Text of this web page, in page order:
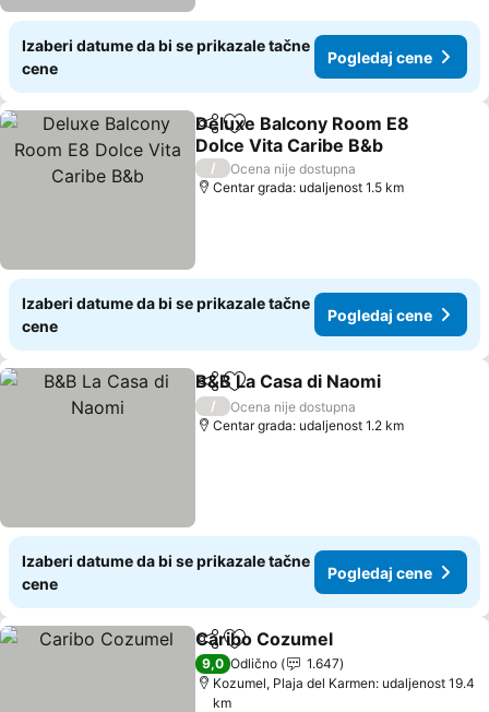
Izaberi datume da bi se prikazale tačne
cene
Pogledaj cene
Deli Dodati u favorite
Deluxe Balcony Room E8
Dolce Vita Caribe B&b
Pogledaj cene
/
Ocena nije dostupna
Centar grada: udaljenost 1.5 km
Izaberi datume da bi se prikazale tačne
cene
Pogledaj cene
Deli Dodati u favorite
B&B La Casa di Naomi
/
Ocena nije dostupna
Centar grada: udaljenost 1.2 km
Izaberi datume da bi se prikazale tačne
cene
Pogledaj cene
Deli Dodati u favorite
Caribo Cozumel
9,0 Odlično
1.647
Kozumel, Plaja del Karmen: udaljenost 19.4
km